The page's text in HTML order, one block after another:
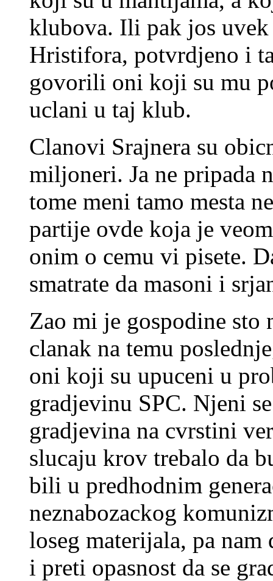
klubova. Ili pak jos uvek
Hristifora, potvrdjeno i
govorili oni koji su mu
uclani u taj klub.
Clanovi Srajnera su
miljoneri. Ja ne pripada
tome meni tamo mesta
partije ovde koja je
onim o cemu vi pisete.
smatrate da masoni i
Zao mi je gospodine sto
clanak na temu
oni koji su upuceni u
gradjevinu SPC. Njeni
gradjevina na cvrstini
slucaju krov trebalo da
bili u predhodnim
neznabozackog
loseg materijala, pa
i preti opasnost da se